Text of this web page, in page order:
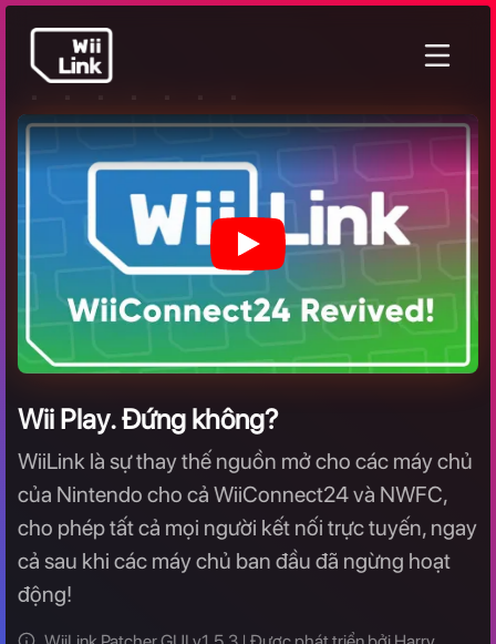
Tin
tức
Hướng
dẫn
Trạng
thái
WFC
Wii Play.Đứng không?
WiiLink là sự thay thế nguồn mở cho các máy chủ
của Nintendo cho cả WiiConnect24 và NWFC,
cho phép tất cả mọi người kết nối trực tuyến, ngay
cả sau khi các máy chủ ban đầu đã ngừng hoạt
động!